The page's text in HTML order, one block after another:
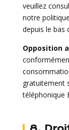
veuillez
notre
depuis le bas
Opposition
gratuitement
téléphonique